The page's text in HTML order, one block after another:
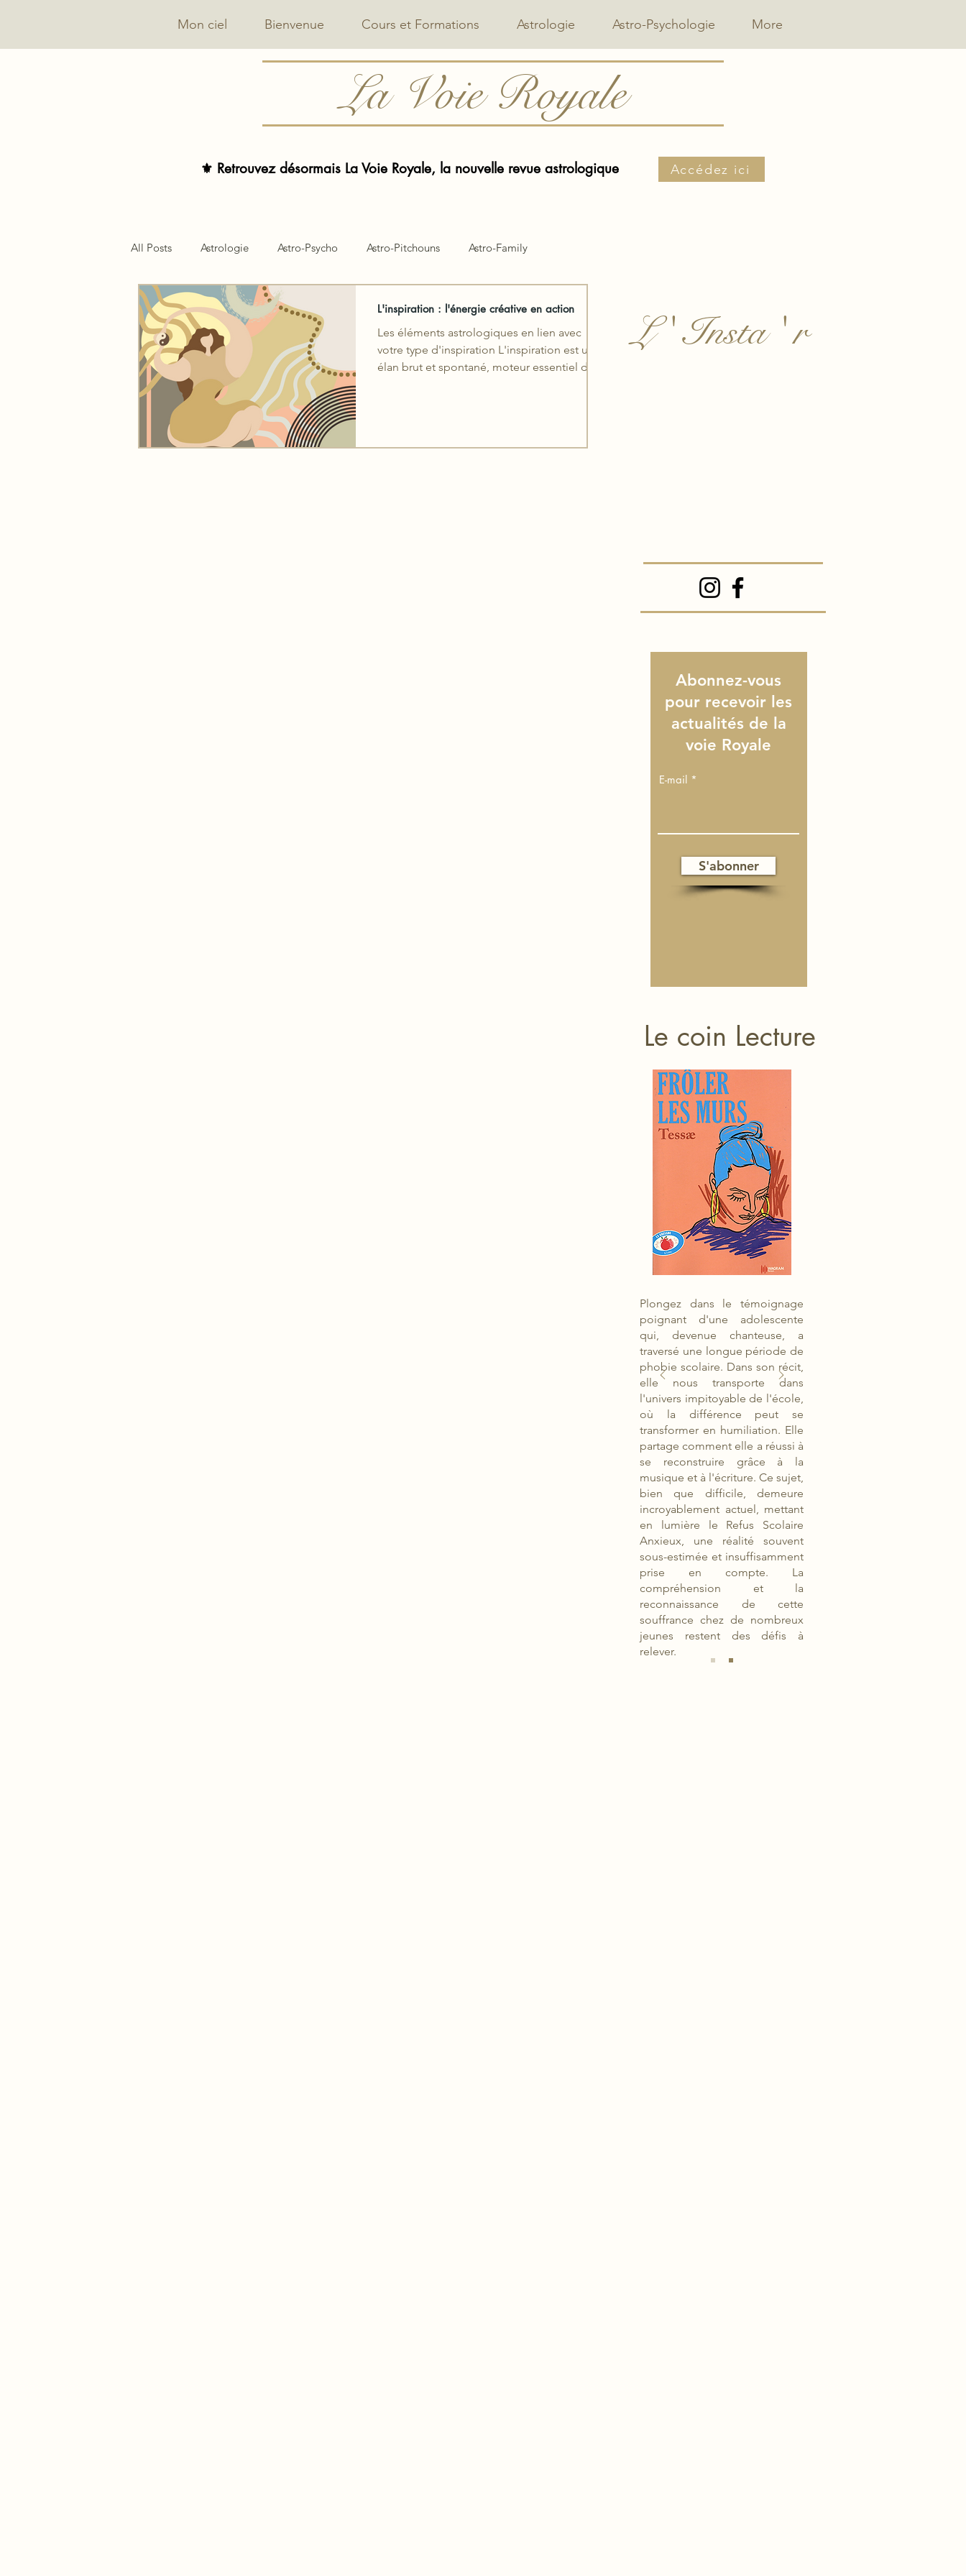
Mon ciel Bienvenue Cours et Formations Astrologie Astro-Psychologie More
La Voie Royale
⚜️ Retrouvez désormais La Voie Royale, la nouvelle revue astrologique Accédez ici
All Posts Astrologie Astro-Psycho Astro-Pitchouns Astro-Family
L'inspiration : l'énergie créative en action
Les éléments astrologiques en lien avec
votre type d'inspiration L'inspiration est un
élan brut et spontané, moteur essentiel de
L ' Insta ' r
Abonnez-vous
pour recevoir les
actualités de la
voie Royale
E-mail
S'abonner
Le coin Lecture
Plongez dans le témoignage
poignant d'une adolescente
qui, devenue chanteuse, a
traversé une longue période de
phobie scolaire. Dans son récit,
elle nous transporte dans
l'univers impitoyable de l'école,
où la différence peut se
transformer en humiliation. Elle
partage comment elle a réussi à
se reconstruire grâce à la
musique et à l'écriture. Ce sujet,
bien que difficile, demeure
incroyablement actuel, mettant
en lumière le Refus Scolaire
Anxieux, une réalité souvent
sous-estimée et insuffisamment
prise en compte. La
compréhension et la
reconnaissance de cette
souffrance chez de nombreux
jeunes restent des défis à
relever.